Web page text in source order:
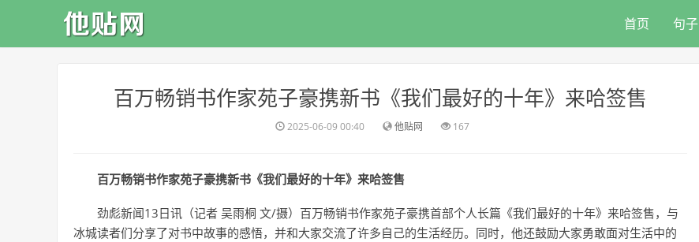
首页 句子
​百万畅销书作家苑子豪携新书《我们最好的十年》来哈签售
2025-06-09 00:40 他贴网 167
百万畅销书作家苑子豪携新书《我们最好的十年》来哈签售
劲彪新闻13日讯（记者 吴雨桐 文/摄）百万畅销书作家苑子豪携首部个人长篇《我们最好的十年》来哈签售，与
冰城读者们分享了对书中故事的感悟，并和大家交流了许多自己的生活经历。同时，他还鼓励大家勇敢面对生活中的